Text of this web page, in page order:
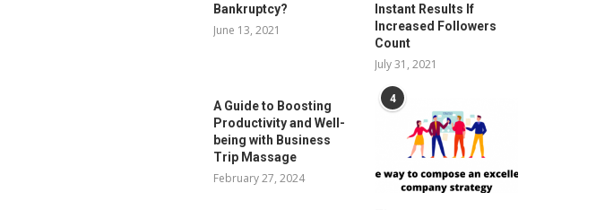
Bankruptcy?
June 13, 2021
Instant Results If
Increased Followers
Count
July 31, 2021
A Guide to Boosting
Productivity and Well-
being with Business
Trip Massage
February 27, 2024
4